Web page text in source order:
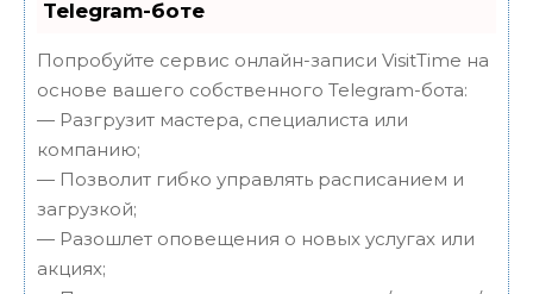
Telegram-боте
Попробуйте сервис онлайн-записи VisitTime на
основе вашего собственного Telegram-бота:
— Разгрузит мастера, специалиста или
компанию;
— Позволит гибко управлять расписанием и
загрузкой;
— Разошлет оповещения о новых услугах или
акциях;